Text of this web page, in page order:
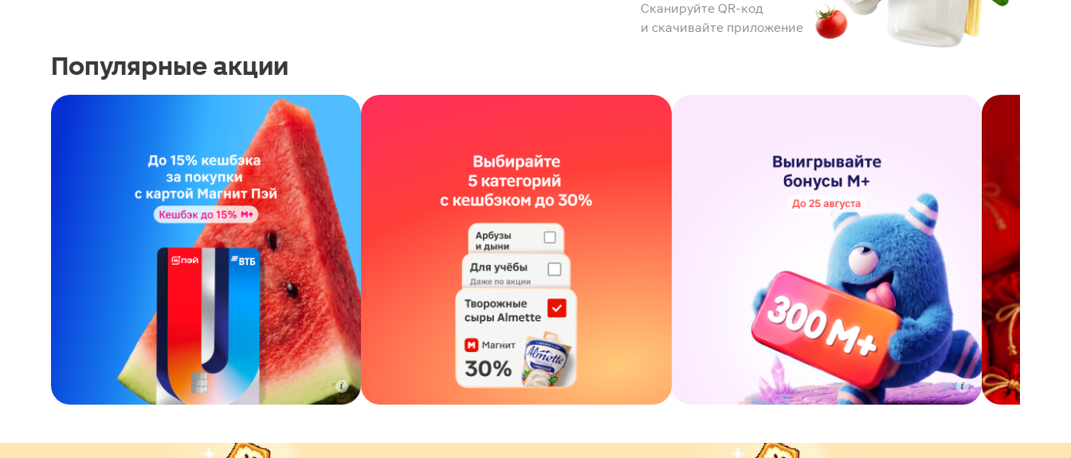
Сканируйте QR-код
и скачивайте приложение
Популярные акции